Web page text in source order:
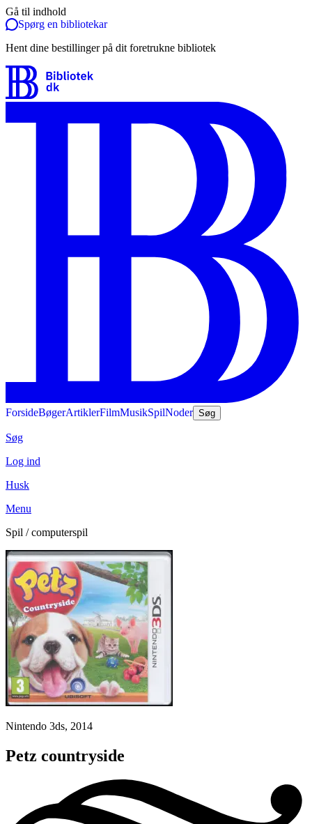
Gå til indhold
Spørg en bibliotekar
Hent dine bestillinger på dit foretrukne bibliotek
ForsideBøgerArtiklerFilmMusikSpilNoder Søg
Søg
Log ind
Husk
Menu
Spil / computerspil
Nintendo 3ds, 2014
Petz countryside